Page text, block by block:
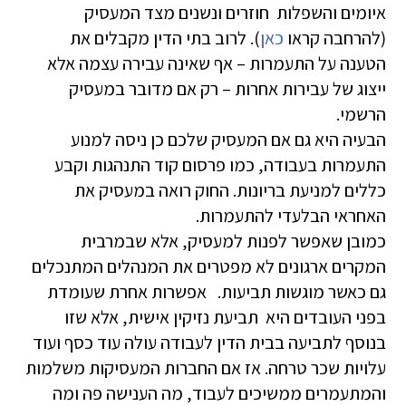
איומים והשפלות חוזרים ונשנים מצד המעסיק
(להרחבה קראו כאן). לרוב בתי הדין מקבלים את
הטענה על התעמרות – אף שאינה עבירה עצמה אלא
ייצוג של עבירות אחרות – רק אם מדובר במעסיק
הרשמי.
הבעיה היא גם אם המעסיק שלכם כן ניסה למנוע
התעמרות בעבודה, כמו פרסום קוד התנהגות וקבע
כללים למניעת בריונות. החוק רואה במעסיק את
האחראי הבלעדי להתעמרות.
כמובן שאפשר לפנות למעסיק, אלא שבמרבית
המקרים ארגונים לא מפטרים את המנהלים המתנכלים
גם כאשר מוגשות תביעות. אפשרות אחרת שעומדת
בפני העובדים היא תביעת נזיקין אישית, אלא שזו
בנוסף לתביעה בבית הדין לעבודה עולה עוד כסף ועוד
עלויות שכר טרחה. אז אם החברות המעסיקות משלמות
והמתעמרים ממשיכים לעבוד, מה הענישה פה ומה